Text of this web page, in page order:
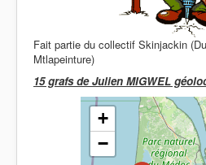
Fait partie du collectif Skinjackin
Mtlapeinture)
15 grafs de Julien MIGWEL
+
−